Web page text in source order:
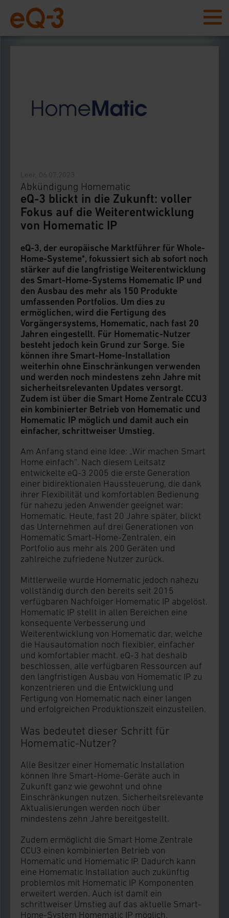
Leer, 06.07.2023
eQ-3 blickt in die Zukunft: voller
Fokus auf die Weiterentwicklung
von Homematic IP
Abkündigung Homematic
eQ-3, der europäische Marktführer für Whole-
Home-Systeme*, fokussiert sich ab sofort noch
stärker auf die langfristige Weiterentwicklung
des Smart-Home-Systems Homematic IP und
den Ausbau des mehr als 150 Produkte
umfassenden Portfolios. Um dies zu
ermöglichen, wird die Fertigung des
Vorgängersystems, Homematic, nach fast 20
Jahren eingestellt. Für Homematic-Nutzer
besteht jedoch kein Grund zur Sorge. Sie
können ihre Smart-Home-Installation
weiterhin ohne Einschränkungen verwenden
und werden noch mindestens zehn Jahre mit
sicherheitsrelevanten Updates versorgt.
Zudem ist über die Smart Home Zentrale CCU3
ein kombinierter Betrieb von Homematic und
Homematic IP möglich und damit auch ein
einfacher, schrittweiser Umstieg.
Am Anfang stand eine Idee: „Wir machen Smart
Home einfach“. Nach diesem Leitsatz
entwickelte eQ-3 2005 die erste Generation
einer bidirektionalen Haussteuerung, die dank
ihrer Flexibilität und komfortablen Bedienung
für nahezu jeden Anwender geeignet war:
Homematic. Heute, fast 20 Jahre später, blickt
das Unternehmen auf drei Generationen von
Homematic Smart-Home-Zentralen, ein
Portfolio aus mehr als 200 Geräten und
zahlreiche zufriedene Nutzer zurück.
Mittlerweile wurde Homematic jedoch nahezu
vollständig durch den bereits seit 2015
verfügbaren Nachfolger Homematic IP abgelöst.
Homematic IP stellt in allen Bereichen eine
konsequente Verbesserung und
Weiterentwicklung von Homematic dar, welche
die Hausautomation noch flexibler, einfacher
und komfortabler macht. eQ-3 hat deshalb
beschlossen, alle verfügbaren Ressourcen auf
den langfristigen Ausbau von Homematic IP zu
konzentrieren und die Entwicklung und
Fertigung von Homematic nach einer langen
und erfolgreichen Produktionszeit einzustellen.
Was bedeutet dieser Schritt für
Homematic-Nutzer?
Alle Besitzer einer Homematic Installation
können Ihre Smart-Home-Geräte auch in
Zukunft ganz wie gewohnt und ohne
Einschränkungen nutzen. Sicherheitsrelevante
Aktualisierungen werden noch über
mindestens zehn Jahre bereitgestellt.
Zudem ermöglicht die Smart Home Zentrale
CCU3 einen kombinierten Betrieb von
Homematic und Homematic IP. Dadurch kann
eine Homematic Installation auch zukünftig
problemlos mit Homematic IP Komponenten
erweitert werden. Auch ist damit ein
schrittweiser Umstieg auf das aktuelle Smart-
Home-System Homematic IP möglich.